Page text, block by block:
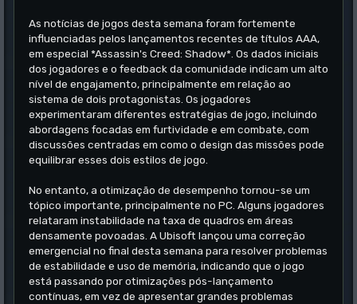
As notícias de jogos desta semana foram fortemente
influenciadas pelos lançamentos recentes de títulos AAA,
em especial *Assassin's Creed: Shadow*. Os dados iniciais
dos jogadores e o feedback da comunidade indicam um alto
nível de engajamento, principalmente em relação ao
sistema de dois protagonistas. Os jogadores
experimentaram diferentes estratégias de jogo, incluindo
abordagens focadas em furtividade e em combate, com
discussões centradas em como o design das missões pode
equilibrar esses dois estilos de jogo.
No entanto, a otimização de desempenho tornou-se um
tópico importante, principalmente no PC. Alguns jogadores
relataram instabilidade na taxa de quadros em áreas
densamente povoadas. A Ubisoft lançou uma correção
emergencial no final desta semana para resolver problemas
de estabilidade e uso de memória, indicando que o jogo
está passando por otimizações pós-lançamento
contínuas, em vez de apresentar grandes problemas